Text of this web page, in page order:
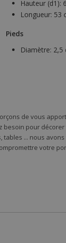
Hauteur (d1):
Longueur: 53
Pieds
Diamètre: 2,5
de vous
besoin pour
tables ... nous
votre